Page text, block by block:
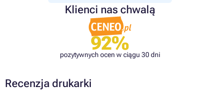
Klienci nas chwalą
92%
pozytywnych ocen w ciągu 30 dni
Recenzja drukarki